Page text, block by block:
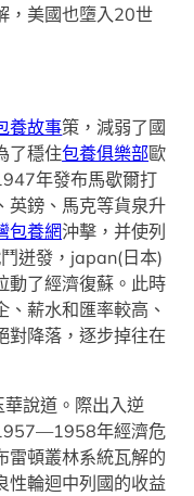
，美國也墮入20世
養故事策，減弱了國
了穩住包養俱樂部歐
年發布馬歇爾打
英鎊、馬克等貨泉升
包養網沖擊，并使列
迸發，japan(日本)
動了經濟復蘇。此時
、薪水和匯率較高、
對降落，逐步掉往在
華說道。際出入逆
年經濟危
雷頓叢林系統瓦解的
性輪迴中列國的收益